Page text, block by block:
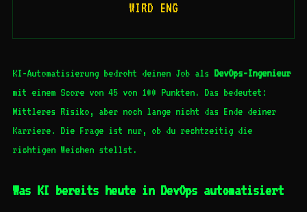
WIRD ENG
KI-Automatisierung bedroht deinen Job als DevOps-Ingenieur
mit einem Score von 45 von 100 Punkten. Das bedeutet:
Mittleres Risiko, aber noch lange nicht das Ende deiner
Karriere. Die Frage ist nur, ob du rechtzeitig die
richtigen Weichen stellst.
Was KI bereits heute in DevOps automatisiert